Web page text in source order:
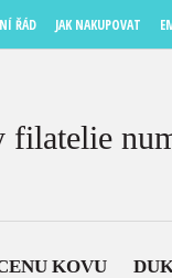
ŘÁD JAK NAKUPOVAT
filatelie
KOVU